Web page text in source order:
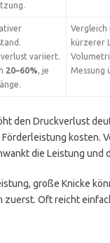
variiert.
20–60%, je
Vergleich
kürzerer
Messung
den Druckverlust
kosten.
die Leistung und
große Knicke
zuerst. Oft reicht